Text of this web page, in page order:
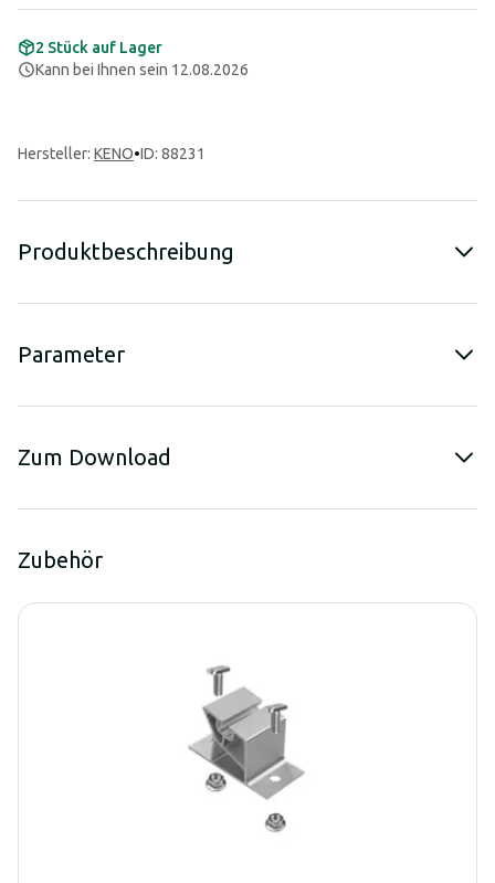
2 Stück auf Lager
Kann bei Ihnen sein 12.08.2026
Hersteller: KENO•ID: 88231
Produktbeschreibung
Parameter
Zum Download
Zubehör